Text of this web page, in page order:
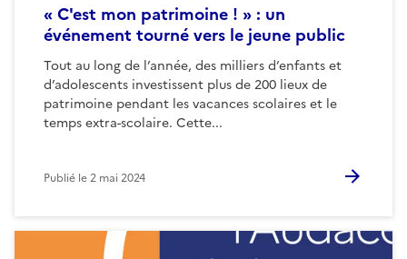
« C'est mon patrimoine ! » : un
événement tourné vers le jeune public
Tout au long de l’année, des milliers d’enfants et
d’adolescents investissent plus de 200 lieux de
patrimoine pendant les vacances scolaires et le
temps extra-scolaire. Cette...
Publié le2 mai 2024